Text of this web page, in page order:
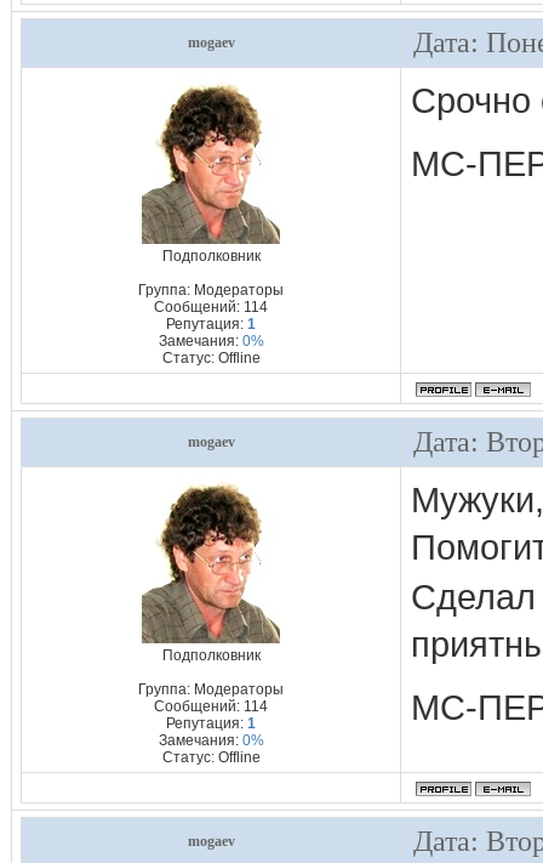
mogaev Дата:
Подполковник
Группа: Модераторы
Сообщений: 114
Репутация: 1
Замечания: 0%
Статус: Offline
Срочно
МС-
mogaev Дата:
Подполковник
Группа: Модераторы
Сообщений: 114
Репутация: 1
Замечания: 0%
Статус: Offline
МС-
mogaev Дата: